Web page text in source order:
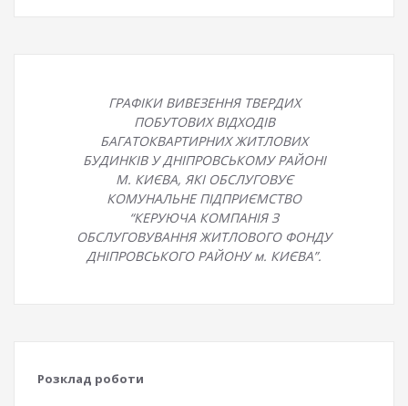
ГРАФІКИ ВИВЕЗЕННЯ ТВЕРДИХ
ПОБУТОВИХ ВІДХОДІВ
БАГАТОКВАРТИРНИХ ЖИТЛОВИХ
БУДИНКІВ У ДНІПРОВСЬКОМУ РАЙОНІ
М. КИЄВА, ЯКІ ОБСЛУГОВУЄ
КОМУНАЛЬНЕ ПІДПРИЄМСТВО
“КЕРУЮЧА КОМПАНІЯ З
ОБСЛУГОВУВАННЯ ЖИТЛОВОГО ФОНДУ
ДНІПРОВСЬКОГО РАЙОНУ м. КИЄВА”.
Розклад роботи